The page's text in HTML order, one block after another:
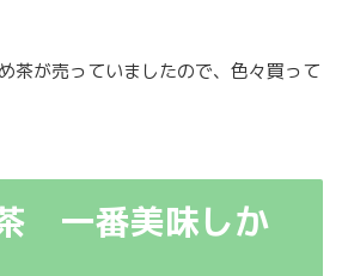
茶が売っていましたので、色々買って
一番美味しか